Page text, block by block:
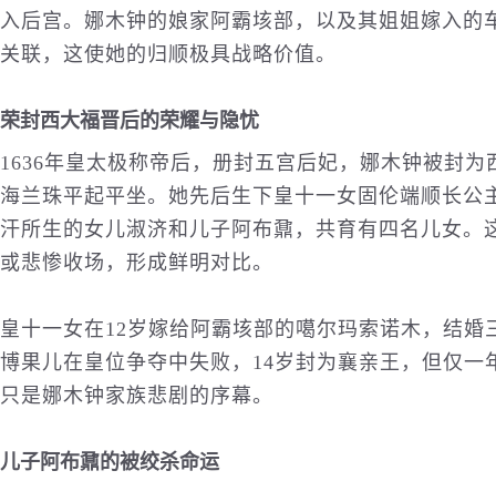
入后宫。娜木钟的娘家阿霸垓部，以及其姐姐嫁入
关联，这使她的归顺极具战略价值。
荣封西大福晋后的荣耀与隐忧
1636年皇太极称帝后，册封五宫后妃，娜木钟被封
海兰珠平起平坐。她先后生下皇十一女固伦端顺长
汗所生的女儿淑济和儿子阿布鼐，共育有四名儿女
或悲惨收场，形成鲜明对比。
皇十一女在12岁嫁给阿霸垓部的噶尔玛索诺木，结
博果儿在皇位争夺中失败，14岁封为襄亲王，但仅
只是娜木钟家族悲剧的序幕。
儿子阿布鼐的被绞杀命运